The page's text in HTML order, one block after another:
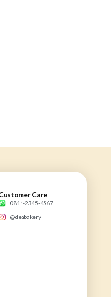
Customer Care
0811-2345-4567
@deabakery